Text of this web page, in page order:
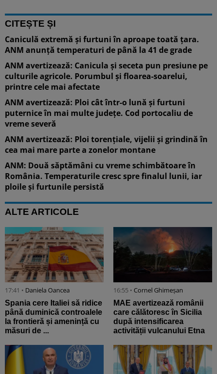
CITEȘTE ȘI
Caniculă extremă și furtuni în aproape toată țara.
ANM anunță temperaturi de până la 41 de grade
ANM avertizează: Canicula și seceta pun presiune pe
culturile agricole. Porumbul și floarea-soarelui,
printre cele mai afectate
ANM avertizează: Ploi cât într-o lună și furtuni
puternice în mai multe județe. Cod portocaliu de
vreme severă
ANM avertizează: Ploi torențiale, vijelii și grindină în
cea mai mare parte a zonelor montane
ANM: Două săptămâni cu vreme schimbătoare în
România. Temperaturile cresc spre finalul lunii, iar
ploile și furtunile persistă
ALTE ARTICOLE
17:41 • Daniela Oancea
Spania cere Italiei să ridice
până duminică controalele
la frontieră și amenință cu
măsuri de ...
16:55 • Cornel Ghimeșan
MAE avertizează românii
care călătoresc în Sicilia
după intensificarea
activității vulcanului Etna